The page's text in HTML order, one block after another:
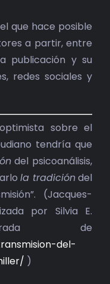
BIBLIOTECA
RED EOL
ACTUALIDAD
CONTACTO
el que hace posible
a partir, entre
publicación y su
redes sociales y
sobre el
tendría que
del psicoanálisis,
la tradicióndel
(Jacques-
por Silvia E.
de
del-
)